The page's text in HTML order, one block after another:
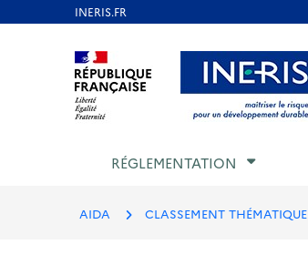
Aller au contenu Aller au menu
RÉGLEMENTATION
AIDA CLASSEMENT THÉMATIQUE